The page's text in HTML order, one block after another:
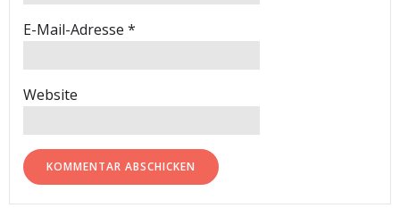
E-Mail-Adresse *
Website